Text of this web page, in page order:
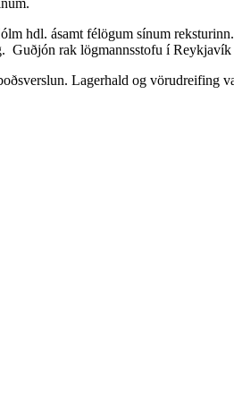
hdl. ásamt félögum sínum
rak lögmannsstofu í
Lagerhald og vörudreifing